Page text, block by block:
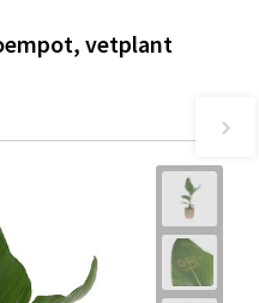
vetplant